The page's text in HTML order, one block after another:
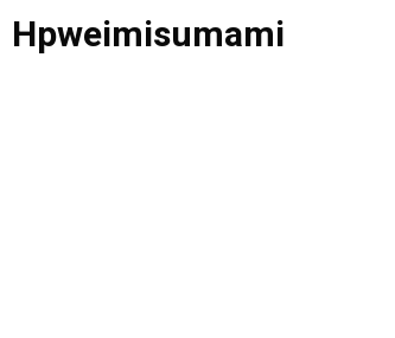
Saltar
alHpweimisumami